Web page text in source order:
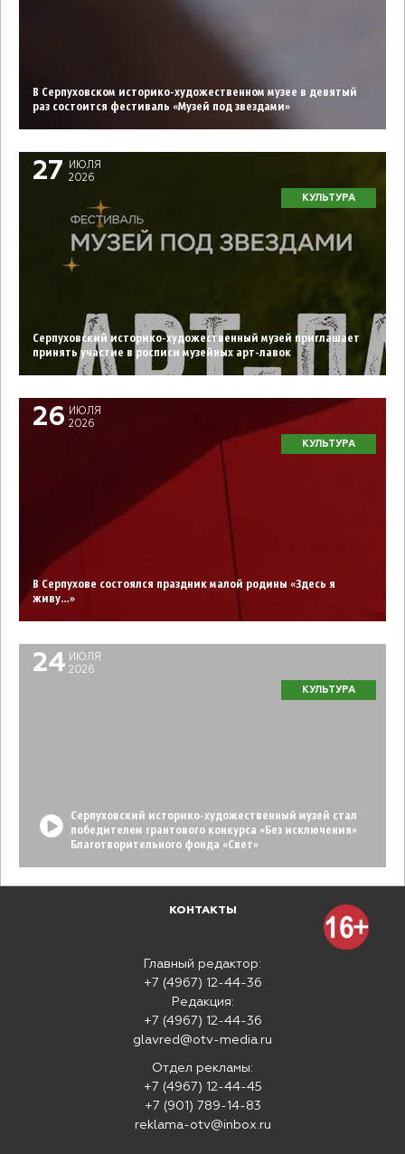
В Серпуховском историко-художественном музее в девятый
раз состоится фестиваль «Музей под звездами»
27
ИЮЛЯ
2026
КУЛЬТУРА
Серпуховский историко-художественный музей приглашает
принять участие в росписи музейных арт-лавок
26
ИЮЛЯ
2026
КУЛЬТУРА
В Серпухове состоялся праздник малой родины «Здесь я
живу…»
24 ИЮЛЯ
2026
КУЛЬТУРА
Серпуховский историко-художественный музей стал
победителем грантового конкурса «Без исключения»
Благотворительного фонда «Свет»
КОНТАКТЫ
Главный редактор:
+7 (4967) 12-44-36
Редакция:
+7 (4967) 12-44-36
glavred@otv-media.ru
Отдел рекламы:
+7 (4967) 12-44-45
+7 (901) 789-14-83
reklama-otv@inbox.ru